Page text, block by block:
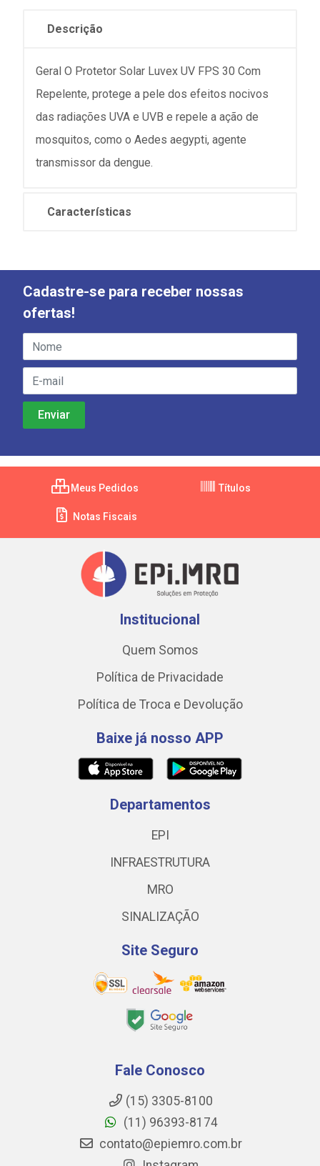
Descrição
Geral O Protetor Solar Luvex UV FPS 30 Com
Repelente, protege a pele dos efeitos nocivos
das radiações UVA e UVB e repele a ação de
mosquitos, como o Aedes aegypti, agente
transmissor da dengue.
Características
Cadastre-se para receber nossas
ofertas!
Meus Pedidos Títulos
Notas Fiscais
Institucional
Quem Somos
Política de Privacidade
Política de Troca e Devolução
Baixe já nosso APP
Departamentos
EPI
INFRAESTRUTURA
MRO
SINALIZAÇÃO
Site Seguro
Fale Conosco
(15) 3305-8100
(11) 96393-8174
contato@epiemro.com.br